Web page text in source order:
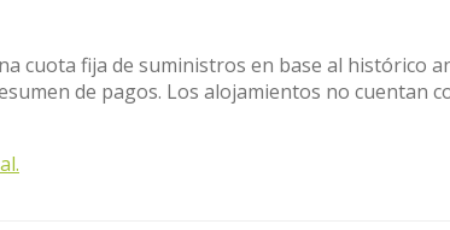
cuota fija de suministros en base al histórico
de pagos. Los alojamientos no cuentan